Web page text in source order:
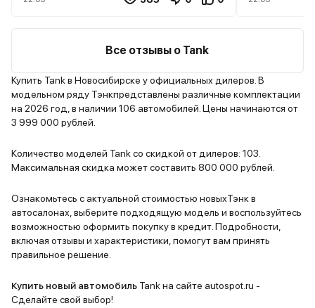
внедорожник с высоким уровнем
комфорта. Мощный двигатель
себя в любых условиях, будь то
городская пробка или
бездорожье. Подвеска
отрабатывает неровности на
отлично, салон просторный и
удобный. Расход топлива,
такого класса автомобилей это
вполне ожидаемо. Из минусов
могу отметить габариты
парковаться в городе бывает
700 отличный выбор для тех, кто
ищет надежный, мощный и
удивляет
Парковка
лично мне
выделяло
общей
Все отзывы о Tank
Купить Tank в Новосибирске у официальных дилеров. В
модельном ряду Тэнкпредставлены различные комплектации
на 2026 год, в наличии 106 автомобилей. Цены начинаются от
3 999 000 рублей.
Количество моделей Tank со скидкой от дилеров: 103.
Максимальная скидка может составить 800 000 рублей.
Ознакомьтесь с актуальной стоимостью новыхТэнк в
автосалонах, выберите подходящую модель и воспользуйтесь
возможностью оформить покупку в кредит. Подробности,
включая отзывы и характеристики, помогут вам принять
правильное решение.
Купить новый автомобиль Tank на сайте autospot.ru -
Сделайте свой выбор!